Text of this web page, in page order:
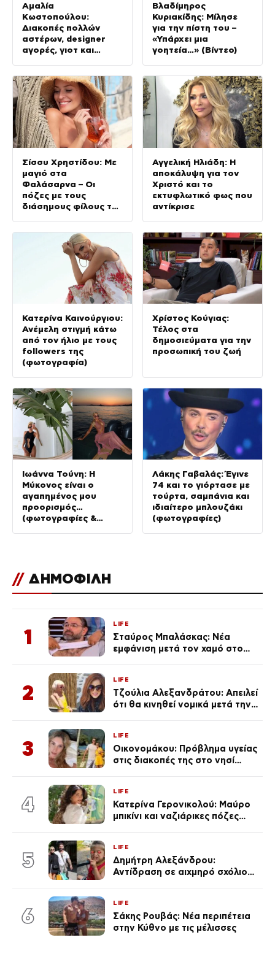
Αμαλία
Κωστοπούλου:
Διακοπές πολλών
αστέρων, designer
αγορές, γιοτ και
Βλαδίμηρος
Κυριακίδης: Μίλησε
για την πίστη του –
«Υπάρχει μια
γοητεία…» (Βίντεο)
Σίσσυ Χρηστίδου: Με
μαγιό στα
Φαλάσαρνα – Οι
πόζες με τους
διάσημους φίλους της
Αγγελική Ηλιάδη: Η
αποκάλυψη για τον
Χριστό και το
εκτυφλωτικό φως που
αντίκρισε
Κατερίνα Καινούργιου:
Ανέμελη στιγμή κάτω
από τον ήλιο με τους
followers της
(φωτογραφία)
Χρίστος Κούγιας:
Τέλος στα
δημοσιεύματα για την
προσωπική του ζωή
Ιωάννα Τούνη: Η
Μύκονος είναι ο
αγαπημένος μου
προορισμός…
(φωτογραφίες &
Λάκης Γαβαλάς: Έγινε
74 και το γιόρτασε με
τούρτα, σαμπάνια και
ιδιαίτερο μπλουζάκι
(φωτογραφίες)
// ΔΗΜΟΦΙΛΗ
1
LIFE
Σταύρος Μπαλάσκας: Νέα
εμφάνιση μετά τον χαμό στο
2
LIFE
Τζούλια Αλεξανδράτου: Απειλεί
ότι θα κινηθεί νομικά μετά την
3
LIFE
Οικονομάκου: Πρόβλημα υγείας
στις διακοπές της στο νησί
4
LIFE
Κατερίνα Γερονικολού: Μαύρο
μπικίνι και ναζιάρικες πόζες
5
LIFE
Δημήτρη Αλεξάνδρου:
Αντίδραση σε αιχμηρό σχόλιο
6
LIFE
Σάκης Ρουβάς: Νέα περιπέτεια
στην Κύθνο με τις μέλισσες